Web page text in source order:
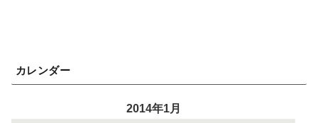
カレンダー
2014年1月